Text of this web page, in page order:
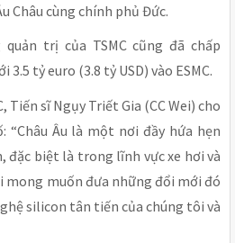
Châu cùng chính phủ Đức.
trị của TSMC cũng đã chấp
tỷ euro (3.8 tỷ USD) vào ESMC.
Tiến sĩ Ngụy Triết Gia (CC Wei) cho
Âu là một nơi đầy hứa hẹn
đặc biệt là trong lĩnh vực xe hơi và
mong muốn đưa những đổi mới đó
silicon tân tiến của chúng tôi và